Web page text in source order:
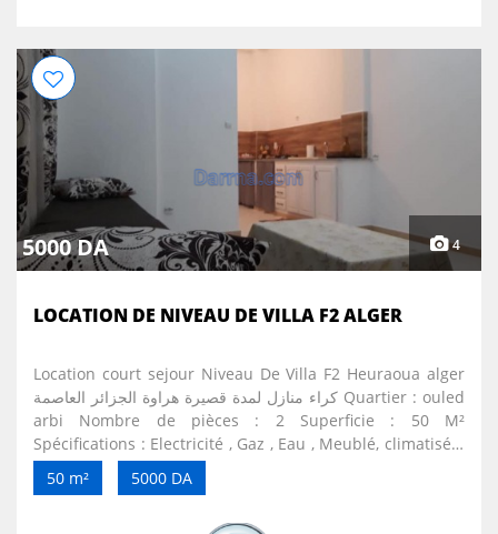
5000 DA 4
LOCATION DE NIVEAU DE VILLA F2 ALGER
Location court sejour Niveau De Villa F2 Heuraoua alger
كراء منازل لمدة قصيرة هراوة الجزائر العاصمة Quartier : ouled
arbi Nombre de pièces : 2 Superficie : 50 M²
Spécifications : Electricité , Gaz , Eau , Meublé, climatisée.
Pour vos vacances ou visites sur Alger et ses environs,
nous mettons en location à la nuitée et à la semaine un
50 m² 5000 DA